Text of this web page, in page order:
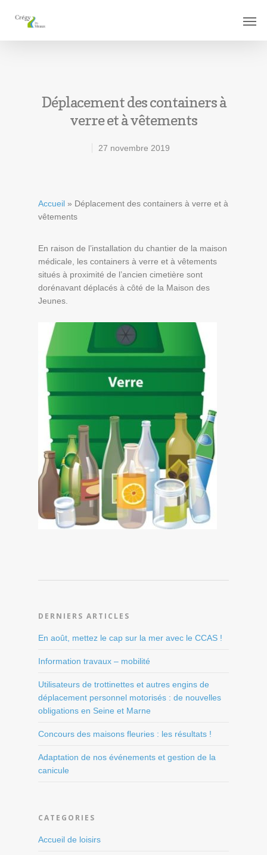
Déplacement des containers à
verre et à vêtements
27 novembre 2019
Accueil » Déplacement des containers à verre et à
vêtements
En raison de l’installation du chantier de la maison
médicale, les containers à verre et à vêtements
situés à proximité de l’ancien cimetière sont
dorénavant déplacés à côté de la Maison des
Jeunes.
DERNIERS ARTICLES
En août, mettez le cap sur la mer avec le CCAS !
Information travaux – mobilité
Utilisateurs de trottinettes et autres engins de
déplacement personnel motorisés : de nouvelles
obligations en Seine et Marne
Concours des maisons fleuries : les résultats !
Adaptation de nos événements et gestion de la
canicule
CATEGORIES
Accueil de loisirs